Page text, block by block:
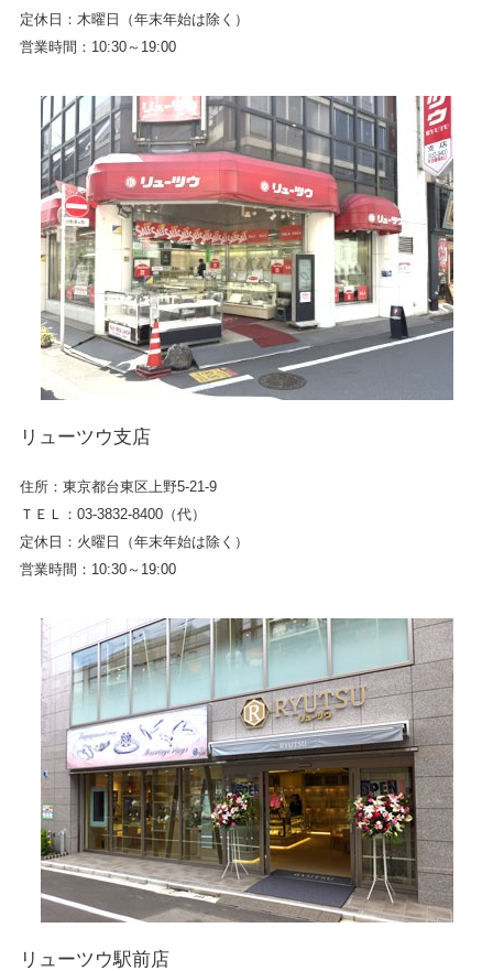
定休日：木曜日（年末年始は除く）
営業時間：10:30～19:00
リューツウ支店
住所：東京都台東区上野5-21-9
ＴＥＬ：03-3832-8400（代）
定休日：火曜日（年末年始は除く）
営業時間：10:30～19:00
リューツウ駅前店